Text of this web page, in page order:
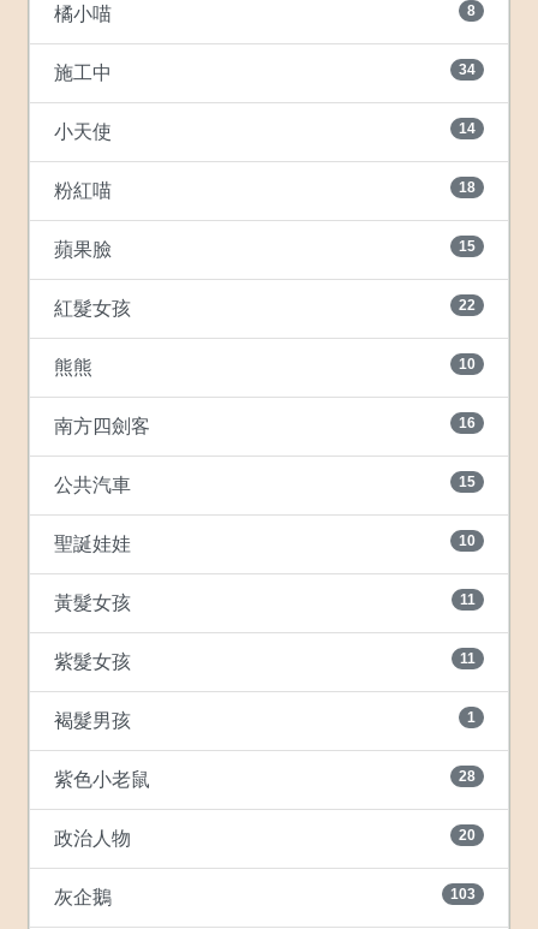
橘小喵 8
施工中 34
小天使 14
粉紅喵 18
蘋果臉 15
紅髮女孩 22
熊熊 10
南方四劍客 16
公共汽車 15
聖誕娃娃 10
黃髮女孩 11
紫髮女孩 11
褐髮男孩 1
紫色小老鼠 28
政治人物 20
灰企鵝 103